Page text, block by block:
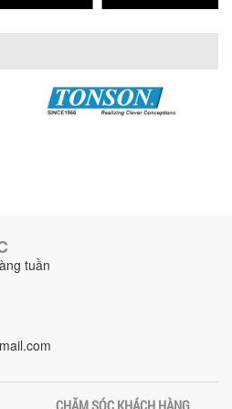
NHỮNG LỖI THƯỜNG GẶP KHI VẬN HÀNH
khắc phục hiệu quả giúp doanh
nghiệp...
suất...
ĐẦU TƯ MÁY TRỘN PHÂN BÓN NẰM
phân bón nằm ngang: nâng cao hiệu
HÀNH MÁY KHUẤY HÓA CHẤT KHÍ NÉN AN
tuần
CHĂM SÓC KHÁCH HÀNG